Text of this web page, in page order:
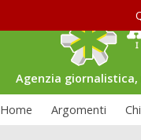
Agenzia
Home Argomenti